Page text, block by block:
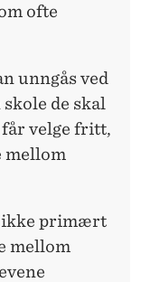
ofte
unngås ved
de skal
får velge fritt,
mellom
ikke primært
mellom